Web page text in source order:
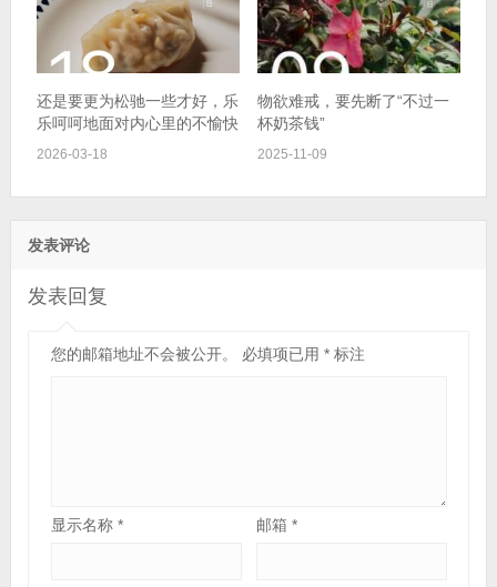
还是要更为松驰一些才好，乐
乐呵呵地面对内心里的不愉快
2026-03-18
物欲难戒，要先断了“不过一
杯奶茶钱”
2025-11-09
发表评论
发表回复
您的邮箱地址不会被公开。 必填项已用 *标注
显示名称 * 邮箱*